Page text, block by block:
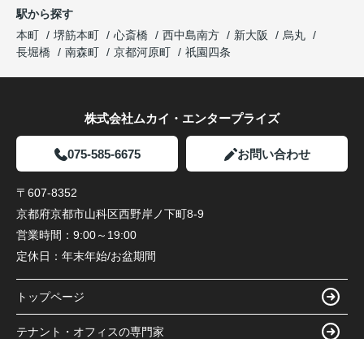
駅から探す
本町
堺筋本町 心斎橋 西中島南方 新大阪
烏丸
長堀橋
南森町 京都河原町 祇園四条
株式会社ムカイ・エンタープライズ
075-585-6675 お問い合わせ
〒607-8352
京都府京都市山科区西野岸ノ下町8-9
営業時間： 9:00～19:00
定休日： 年末年始/お盆期間
トップページ
テナント・オフィスの専門家